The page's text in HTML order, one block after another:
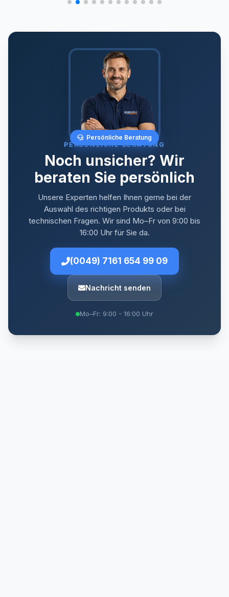
Persönliche Beratung
PERSÖNLICHE BERATUNG
Noch unsicher? Wir
beraten Sie persönlich
Unsere Experten helfen Ihnen gerne bei der
Auswahl des richtigen Produkts oder bei
technischen Fragen. Wir sind Mo–Fr von 9:00 bis
16:00 Uhr für Sie da.
(0049) 7161 654 99 09
Nachricht senden
Mo–Fr: 9:00 - 16:00 Uhr